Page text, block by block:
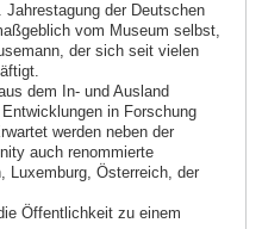
Jahrestagung der Deutschen
vom Museum selbst,
der sich seit vielen
dem In- und Ausland
in Forschung
werden neben der
auch renommierte
Luxemburg, Österreich, der
Öffentlichkeit zu einem